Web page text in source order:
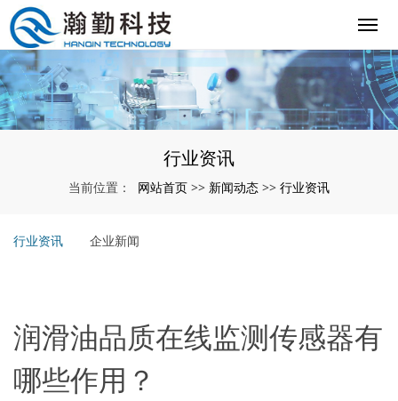
行业资讯
当前位置： 网站首页 >> 新闻动态 >> 行业资讯
行业资讯 企业新闻
润滑油品质在线监测传感器有
哪些作用？